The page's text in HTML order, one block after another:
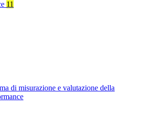
11
di misurazione e valutazione della